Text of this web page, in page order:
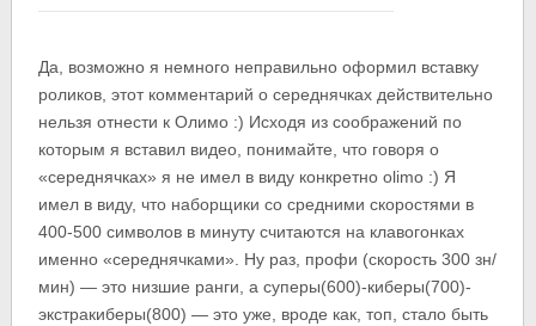
Да, возможно я немного неправильно оформил вставку
роликов, этот комментарий о середнячках действительно
нельзя отнести к Олимо :) Исходя из соображений по
которым я вставил видео, понимайте, что говоря о
«середнячках» я не имел в виду конкретно olimo :) Я
имел в виду, что наборщики со средними скоростями в
400-500 символов в минуту считаются на клавогонках
именно «середнячками». Ну раз, профи (скорость 300 зн/
мин) — это низшие ранги, а суперы(600)-киберы(700)-
экстракиберы(800) — это уже, вроде как, топ, стало быть